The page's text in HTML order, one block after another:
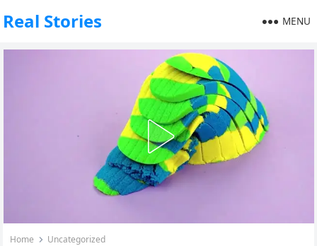
Real Stories MENU
Home Uncategorized